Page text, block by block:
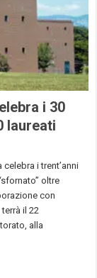
i 30
laureati
celebra i trent’anni
oltre
con
il 22
alla